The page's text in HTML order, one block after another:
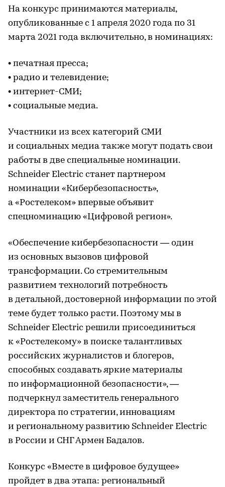
На конкурс принимаются материалы,
опубликованные с 1 апреля 2020 года по 31
марта 2021 года включительно, в номинациях:
• печатная пресса;
• радио и телевидение;
• интернет-СМИ;
• социальные медиа.
Участники из всех категорий СМИ
и социальных медиа также могут подать свои
работы в две специальные номинации.
Schneider Electric станет партнером
номинации «Кибербезопасность»,
а «Ростелеком» впервые объявит
спецноминацию «Цифровой регион».
«Обеспечение кибербезопасности — один
из основных вызовов цифровой
трансформации. Со стремительным
развитием технологий потребность
в детальной, достоверной информации по этой
теме будет только расти. Поэтому мы в
Schneider Electric решили присоединиться
к «Ростелекому» в поиске талантливых
российских журналистов и блогеров,
способных создавать яркие материалы
по информационной безопасности», —
подчеркнул заместитель генерального
директора по стратегии, инновациям
и региональному развитию Schneider Electric
в России и СНГ Армен Бадалов.
Конкурс «Вместе в цифровое будущее»
пройдет в два этапа: региональный